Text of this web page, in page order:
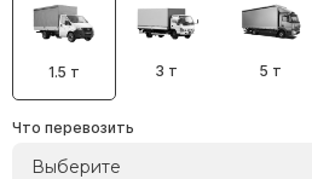
1.5 т 3 т 5 т
Что перевозить
Выберите